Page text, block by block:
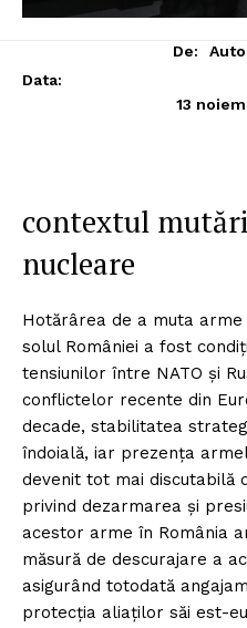
De:
Data:
13
contextul
nucleare
Hotărârea de a muta
solul României a fost
tensiunilor între NATO și
conflictelor recente din
decade, stabilitatea
îndoială, iar prezența
devenit tot mai discutabilă
privind dezarmarea și
acestor arme în România
măsură de descurajare a
asigurând totodată
protecția aliaților săi est-